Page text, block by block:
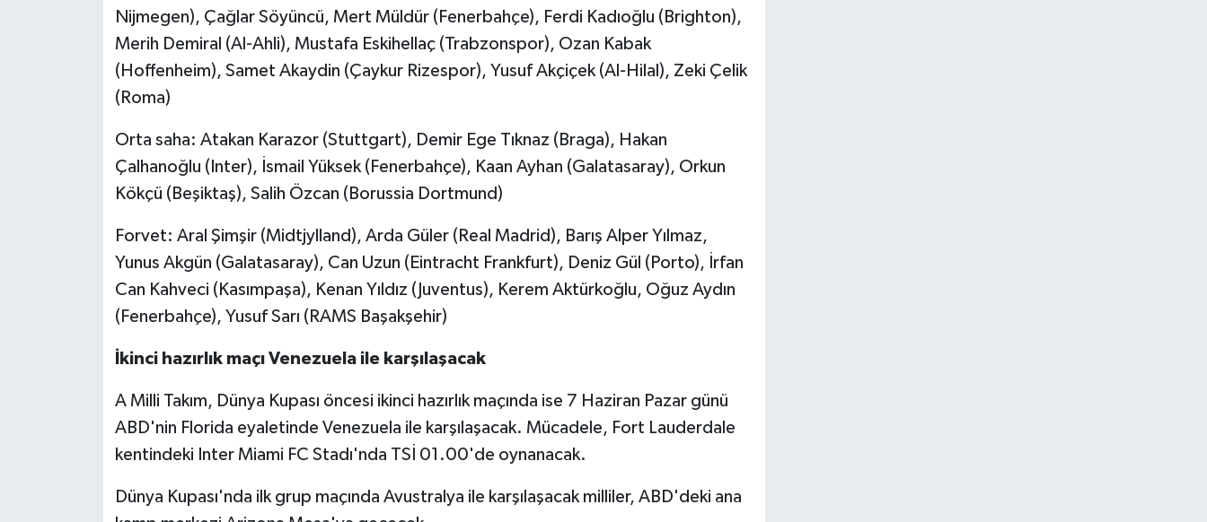
Nijmegen), Çağlar Söyüncü, Mert Müldür (Fenerbahçe), Ferdi Kadıoğlu (Brighton),
Merih Demiral (Al-Ahli), Mustafa Eskihellaç (Trabzonspor), Ozan Kabak
(Hoffenheim), Samet Akaydin (Çaykur Rizespor), Yusuf Akçiçek (Al-Hilal), Zeki Çelik
(Roma)
Orta saha: Atakan Karazor (Stuttgart), Demir Ege Tıknaz (Braga), Hakan
Çalhanoğlu (Inter), İsmail Yüksek (Fenerbahçe), Kaan Ayhan (Galatasaray), Orkun
Kökçü (Beşiktaş), Salih Özcan (Borussia Dortmund)
Forvet: Aral Şimşir (Midtjylland), Arda Güler (Real Madrid), Barış Alper Yılmaz,
Yunus Akgün (Galatasaray), Can Uzun (Eintracht Frankfurt), Deniz Gül (Porto), İrfan
Can Kahveci (Kasımpaşa), Kenan Yıldız (Juventus), Kerem Aktürkoğlu, Oğuz Aydın
(Fenerbahçe), Yusuf Sarı (RAMS Başakşehir)
İkinci hazırlık maçı Venezuela ile karşılaşacak
A Milli Takım, Dünya Kupası öncesi ikinci hazırlık maçında ise 7 Haziran Pazar günü
ABD'nin Florida eyaletinde Venezuela ile karşılaşacak. Mücadele, Fort Lauderdale
kentindeki Inter Miami FC Stadı'nda TSİ 01.00'de oynanacak.
Dünya Kupası'nda ilk grup maçında Avustralya ile karşılaşacak milliler, ABD'deki ana